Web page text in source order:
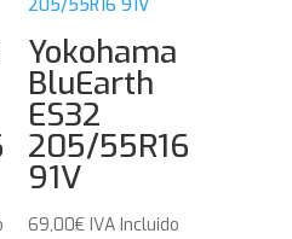
Yokohama
BluEarth
ES32
205/55R16
91V
69,00€ IVA Incluido